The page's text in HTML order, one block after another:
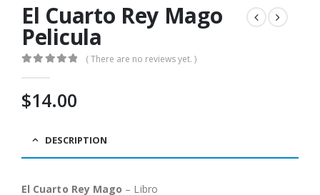
El Cuarto Rey Mago
Pelicula
( There are no reviews yet. )
$14.00
DESCRIPTION
El Cuarto Rey Mago – Libro